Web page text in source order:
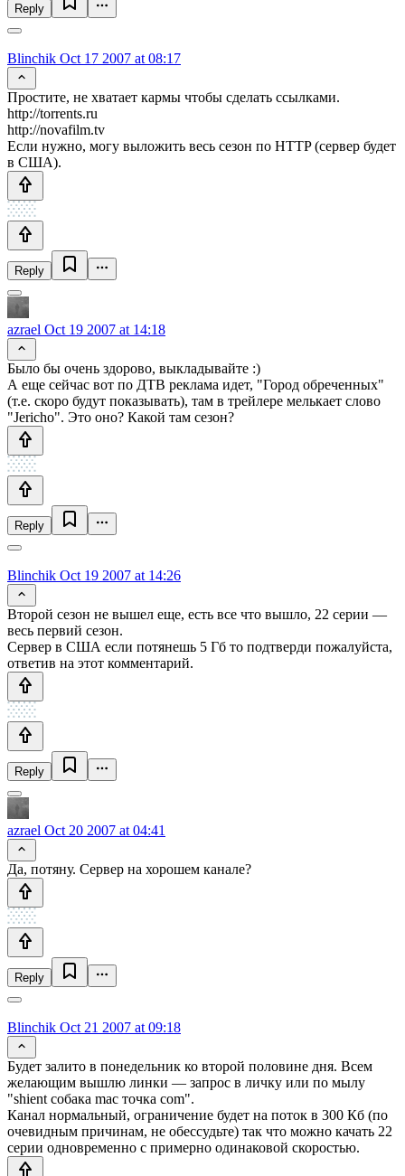
Reply
Blinchik Oct 17 2007 at 08:17
Простите, не хватает кармы чтобы сделать ссылками.
http://torrents.ru
http://novafilm.tv
Если нужно, могу выложить весь сезон по HTTP (сервер будет
в США).
Reply
azrael Oct 19 2007 at 14:18
Было бы очень здорово, выкладывайте :)
А еще сейчас вот по ДТВ реклама идет, "Город обреченных"
(т.е. скоро будут показывать), там в трейлере мелькает слово
"Jericho". Это оно? Какой там сезон?
Reply
Blinchik Oct 19 2007 at 14:26
Второй сезон не вышел еще, есть все что вышло, 22 серии —
весь первий сезон.
Сервер в США если потянешь 5 Гб то подтверди пожалуйста,
ответив на этот комментарий.
Reply
azrael Oct 20 2007 at 04:41
Да, потяну. Сервер на хорошем канале?
Reply
Blinchik Oct 21 2007 at 09:18
Будет залито в понедельник ко второй половине дня. Всем
желающим вышлю линки — запрос в личку или по мылу
"shient собака mac точка com".
Канал нормальный, ограничение будет на поток в 300 Кб (по
очевидным причинам, не обессудьте) так что можно качать 22
серии одновременно с примерно одинаковой скоростью.